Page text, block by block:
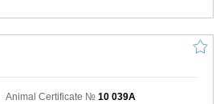
Animal Certificate № 10 039A